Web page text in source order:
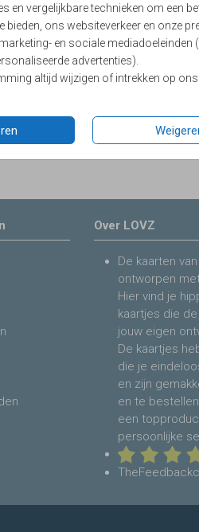
en vergelijkbare technieken om een
bieden, ons websiteverkeer en onze
en sociale mediadoeleinden
advertenties).
altijd wijzigen of intrekken op ons
Over LOVZ
De kaarten
ontworpen
Hier vind je
kaartjes die
jouw eigen
De kaartjes
die je
en zijn
en te
een
persoonlijke